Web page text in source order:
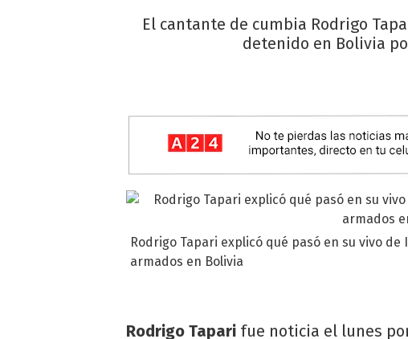
El cantante de cumbia Rodrigo
detenido en Bolivia
Rodrigo Tapari explicó qué pasó en su vivo
armados en Bolivia
Rodrigo Tapari fue noticia el lunes